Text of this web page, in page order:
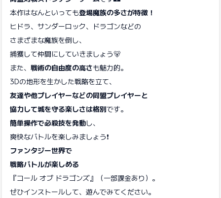
本作はなんといっても登場魔族の多さが特徴！
ヒドラ、サンダーロック、ドラゴンなどの
さまざまな魔族を倒し、
捕獲して仲間にしていきましょう🐻
また、 戦術の自由度の高さも魅力的。
3Dの地形を生かした戦略を立て、
友達や他プレイヤーなどの同盟プレイヤーと
協力して城を守る楽しさは格別です。
簡単操作で必殺技を発動し、
爽快なバトルを楽しみましょう❗
ファンタジー世界で
戦略バトルが楽しめる
『コール オブ ドラゴンズ』（一部課金あり）。
ぜひインストールして、遊んでみてください。